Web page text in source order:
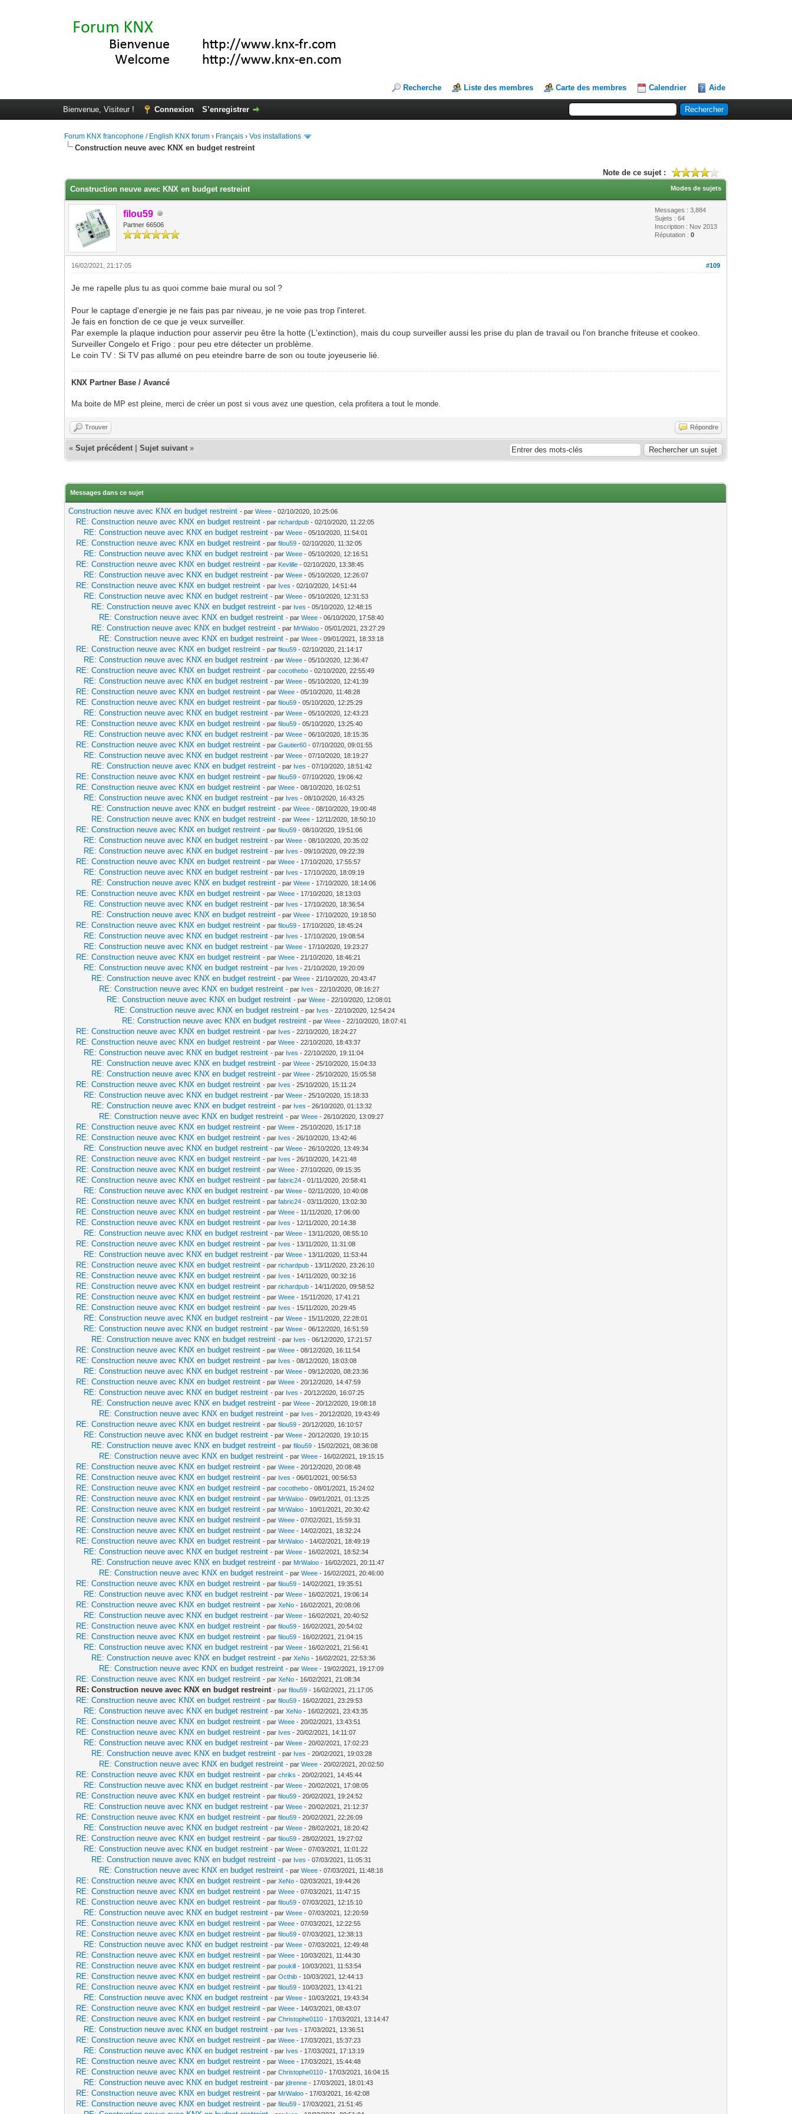
Recherche Liste des membres Carte des membres Calendrier Aide
Bienvenue, Visiteur ! Connexion S’enregistrer
Forum KNX francophone / English KNX forum › Français ›Vos installations
Construction neuve avec KNX en budget restreint
Note de ce sujet :
Modes de sujets
Construction neuve avec KNX en budget restreint
filou59
Partner 66506
Messages : 3,884
Sujets : 64
Inscription : Nov 2013
Réputation :0
#109
16/02/2021, 21:17:05
Je me rapelle plus tu as quoi comme baie mural ou sol ?
Pour le captage d'energie je ne fais pas par niveau, je ne voie pas trop l'interet.
Je fais en fonction de ce que je veux surveiller.
Par exemple la plaque induction pour asservir peu être la hotte (L'extinction), mais du coup surveiller aussi les prise du plan de travail ou l'on branche friteuse et cookeo.
Surveiller Congelo et Frigo : pour peu etre détecter un problème.
Le coin TV : Si TV pas allumé on peu eteindre barre de son ou toute joyeuserie lié.
KNX Partner Base / Avancé
Ma boite de MP est pleine, merci de créer un post si vous avez une question, cela profitera a tout le monde.
Trouver Répondre
«Sujet précédent |Sujet suivant »
Messages dans ce sujet
Construction neuve avec KNX en budget restreint - parWeee - 02/10/2020, 10:25:06
RE: Construction neuve avec KNX en budget restreint - parrichardpub - 02/10/2020, 11:22:05
RE: Construction neuve avec KNX en budget restreint - parWeee - 05/10/2020, 11:54:01
RE: Construction neuve avec KNX en budget restreint - parfilou59 - 02/10/2020, 11:32:05
RE: Construction neuve avec KNX en budget restreint - parWeee - 05/10/2020, 12:16:51
RE: Construction neuve avec KNX en budget restreint - par Kevlille - 02/10/2020, 13:38:45
RE: Construction neuve avec KNX en budget restreint - parWeee - 05/10/2020, 12:26:07
RE: Construction neuve avec KNX en budget restreint - par Ives - 02/10/2020, 14:51:44
RE: Construction neuve avec KNX en budget restreint - parWeee - 05/10/2020, 12:31:53
RE: Construction neuve avec KNX en budget restreint - par Ives - 05/10/2020, 12:48:15
RE: Construction neuve avec KNX en budget restreint - parWeee - 06/10/2020, 17:58:40
RE: Construction neuve avec KNX en budget restreint - par MrWaloo - 05/01/2021, 23:27:29
RE: Construction neuve avec KNX en budget restreint - parWeee - 09/01/2021, 18:33:18
RE: Construction neuve avec KNX en budget restreint - parfilou59 - 02/10/2020, 21:14:17
RE: Construction neuve avec KNX en budget restreint - parWeee - 05/10/2020, 12:36:47
RE: Construction neuve avec KNX en budget restreint - parcocothebo - 02/10/2020, 22:55:49
RE: Construction neuve avec KNX en budget restreint - parWeee - 05/10/2020, 12:41:39
RE: Construction neuve avec KNX en budget restreint - parWeee - 05/10/2020, 11:48:28
RE: Construction neuve avec KNX en budget restreint - parfilou59 - 05/10/2020, 12:25:29
RE: Construction neuve avec KNX en budget restreint - parWeee - 05/10/2020, 12:43:23
RE: Construction neuve avec KNX en budget restreint - parfilou59 - 05/10/2020, 13:25:40
RE: Construction neuve avec KNX en budget restreint - parWeee - 06/10/2020, 18:15:35
RE: Construction neuve avec KNX en budget restreint - parGautier60 - 07/10/2020, 09:01:55
RE: Construction neuve avec KNX en budget restreint - parWeee - 07/10/2020, 18:19:27
RE: Construction neuve avec KNX en budget restreint - par Ives - 07/10/2020, 18:51:42
RE: Construction neuve avec KNX en budget restreint - parfilou59 - 07/10/2020, 19:06:42
RE: Construction neuve avec KNX en budget restreint - parWeee - 08/10/2020, 16:02:51
RE: Construction neuve avec KNX en budget restreint - par Ives - 08/10/2020, 16:43:25
RE: Construction neuve avec KNX en budget restreint - parWeee - 08/10/2020, 19:00:48
RE: Construction neuve avec KNX en budget restreint - parWeee - 12/11/2020, 18:50:10
RE: Construction neuve avec KNX en budget restreint - parfilou59 - 08/10/2020, 19:51:06
RE: Construction neuve avec KNX en budget restreint - parWeee - 08/10/2020, 20:35:02
RE: Construction neuve avec KNX en budget restreint - par Ives - 09/10/2020, 09:22:39
RE: Construction neuve avec KNX en budget restreint - parWeee - 17/10/2020, 17:55:57
RE: Construction neuve avec KNX en budget restreint - par Ives - 17/10/2020, 18:09:19
RE: Construction neuve avec KNX en budget restreint - parWeee - 17/10/2020, 18:14:06
RE: Construction neuve avec KNX en budget restreint - parWeee - 17/10/2020, 18:13:03
RE: Construction neuve avec KNX en budget restreint - par Ives - 17/10/2020, 18:36:54
RE: Construction neuve avec KNX en budget restreint - parWeee - 17/10/2020, 19:18:50
RE: Construction neuve avec KNX en budget restreint - parfilou59 - 17/10/2020, 18:45:24
RE: Construction neuve avec KNX en budget restreint - par Ives - 17/10/2020, 19:08:54
RE: Construction neuve avec KNX en budget restreint - parWeee - 17/10/2020, 19:23:27
RE: Construction neuve avec KNX en budget restreint - parWeee - 21/10/2020, 18:46:21
RE: Construction neuve avec KNX en budget restreint - par Ives - 21/10/2020, 19:20:09
RE: Construction neuve avec KNX en budget restreint - parWeee - 21/10/2020, 20:43:47
RE: Construction neuve avec KNX en budget restreint - par Ives - 22/10/2020, 08:16:27
RE: Construction neuve avec KNX en budget restreint - parWeee - 22/10/2020, 12:08:01
RE: Construction neuve avec KNX en budget restreint - par Ives - 22/10/2020, 12:54:24
RE: Construction neuve avec KNX en budget restreint - parWeee - 22/10/2020, 18:07:41
RE: Construction neuve avec KNX en budget restreint - par Ives - 22/10/2020, 18:24:27
RE: Construction neuve avec KNX en budget restreint - parWeee - 22/10/2020, 18:43:37
RE: Construction neuve avec KNX en budget restreint - par Ives - 22/10/2020, 19:11:04
RE: Construction neuve avec KNX en budget restreint - parWeee - 25/10/2020, 15:04:33
RE: Construction neuve avec KNX en budget restreint - parWeee - 25/10/2020, 15:05:58
RE: Construction neuve avec KNX en budget restreint - par Ives - 25/10/2020, 15:11:24
RE: Construction neuve avec KNX en budget restreint - parWeee - 25/10/2020, 15:18:33
RE: Construction neuve avec KNX en budget restreint - par Ives - 26/10/2020, 01:13:32
RE: Construction neuve avec KNX en budget restreint - parWeee - 26/10/2020, 13:09:27
RE: Construction neuve avec KNX en budget restreint - parWeee - 25/10/2020, 15:17:18
RE: Construction neuve avec KNX en budget restreint - par Ives - 26/10/2020, 13:42:46
RE: Construction neuve avec KNX en budget restreint - parWeee - 26/10/2020, 13:49:34
RE: Construction neuve avec KNX en budget restreint - par Ives - 26/10/2020, 14:21:48
RE: Construction neuve avec KNX en budget restreint - parWeee - 27/10/2020, 09:15:35
RE: Construction neuve avec KNX en budget restreint - parfabric24 - 01/11/2020, 20:58:41
RE: Construction neuve avec KNX en budget restreint - parWeee - 02/11/2020, 10:40:08
RE: Construction neuve avec KNX en budget restreint - parfabric24 - 03/11/2020, 13:02:30
RE: Construction neuve avec KNX en budget restreint - parWeee - 11/11/2020, 17:06:00
RE: Construction neuve avec KNX en budget restreint - par Ives - 12/11/2020, 20:14:38
RE: Construction neuve avec KNX en budget restreint - parWeee - 13/11/2020, 08:55:10
RE: Construction neuve avec KNX en budget restreint - par Ives - 13/11/2020, 11:31:08
RE: Construction neuve avec KNX en budget restreint - parWeee - 13/11/2020, 11:53:44
RE: Construction neuve avec KNX en budget restreint - parrichardpub - 13/11/2020, 23:26:10
RE: Construction neuve avec KNX en budget restreint - par Ives - 14/11/2020, 00:32:16
RE: Construction neuve avec KNX en budget restreint - parrichardpub - 14/11/2020, 09:58:52
RE: Construction neuve avec KNX en budget restreint - parWeee - 15/11/2020, 17:41:21
RE: Construction neuve avec KNX en budget restreint - par Ives - 15/11/2020, 20:29:45
RE: Construction neuve avec KNX en budget restreint - parWeee - 15/11/2020, 22:28:01
RE: Construction neuve avec KNX en budget restreint - parWeee - 06/12/2020, 16:51:59
RE: Construction neuve avec KNX en budget restreint - par Ives - 06/12/2020, 17:21:57
RE: Construction neuve avec KNX en budget restreint - parWeee - 08/12/2020, 16:11:54
RE: Construction neuve avec KNX en budget restreint - par Ives - 08/12/2020, 18:03:08
RE: Construction neuve avec KNX en budget restreint - parWeee - 09/12/2020, 08:23:36
RE: Construction neuve avec KNX en budget restreint - parWeee - 20/12/2020, 14:47:59
RE: Construction neuve avec KNX en budget restreint - par Ives - 20/12/2020, 16:07:25
RE: Construction neuve avec KNX en budget restreint - parWeee - 20/12/2020, 19:08:18
RE: Construction neuve avec KNX en budget restreint - par Ives - 20/12/2020, 19:43:49
RE: Construction neuve avec KNX en budget restreint - parfilou59 - 20/12/2020, 16:10:57
RE: Construction neuve avec KNX en budget restreint - parWeee - 20/12/2020, 19:10:15
RE: Construction neuve avec KNX en budget restreint - parfilou59 - 15/02/2021, 08:36:08
RE: Construction neuve avec KNX en budget restreint - parWeee - 16/02/2021, 19:15:15
RE: Construction neuve avec KNX en budget restreint - parWeee - 20/12/2020, 20:08:48
RE: Construction neuve avec KNX en budget restreint - par Ives - 06/01/2021, 00:56:53
RE: Construction neuve avec KNX en budget restreint - parcocothebo - 08/01/2021, 15:24:02
RE: Construction neuve avec KNX en budget restreint - par MrWaloo - 09/01/2021, 01:13:25
RE: Construction neuve avec KNX en budget restreint - par MrWaloo - 10/01/2021, 20:30:42
RE: Construction neuve avec KNX en budget restreint - parWeee - 07/02/2021, 15:59:31
RE: Construction neuve avec KNX en budget restreint - parWeee - 14/02/2021, 18:32:24
RE: Construction neuve avec KNX en budget restreint - par MrWaloo - 14/02/2021, 18:49:19
RE: Construction neuve avec KNX en budget restreint - parWeee - 16/02/2021, 18:52:34
RE: Construction neuve avec KNX en budget restreint - par MrWaloo - 16/02/2021, 20:11:47
RE: Construction neuve avec KNX en budget restreint - parWeee - 16/02/2021, 20:46:00
RE: Construction neuve avec KNX en budget restreint - parfilou59 - 14/02/2021, 19:35:51
RE: Construction neuve avec KNX en budget restreint - parWeee - 16/02/2021, 19:06:14
RE: Construction neuve avec KNX en budget restreint - parXeNo - 16/02/2021, 20:08:06
RE: Construction neuve avec KNX en budget restreint - parWeee - 16/02/2021, 20:40:52
RE: Construction neuve avec KNX en budget restreint - parfilou59 - 16/02/2021, 20:54:02
RE: Construction neuve avec KNX en budget restreint - parfilou59 - 16/02/2021, 21:04:15
RE: Construction neuve avec KNX en budget restreint - parWeee - 16/02/2021, 21:56:41
RE: Construction neuve avec KNX en budget restreint - parXeNo - 16/02/2021, 22:53:36
RE: Construction neuve avec KNX en budget restreint - parWeee - 19/02/2021, 19:17:09
RE: Construction neuve avec KNX en budget restreint - parXeNo - 16/02/2021, 21:08:34
RE: Construction neuve avec KNX en budget restreint - parfilou59 - 16/02/2021, 21:17:05
RE: Construction neuve avec KNX en budget restreint - parfilou59 - 16/02/2021, 23:29:53
RE: Construction neuve avec KNX en budget restreint - parXeNo - 16/02/2021, 23:43:35
RE: Construction neuve avec KNX en budget restreint - parWeee - 20/02/2021, 13:43:51
RE: Construction neuve avec KNX en budget restreint - par Ives - 20/02/2021, 14:11:07
RE: Construction neuve avec KNX en budget restreint - parWeee - 20/02/2021, 17:02:23
RE: Construction neuve avec KNX en budget restreint - par Ives - 20/02/2021, 19:03:28
RE: Construction neuve avec KNX en budget restreint - parWeee - 20/02/2021, 20:02:50
RE: Construction neuve avec KNX en budget restreint - parchriks - 20/02/2021, 14:45:44
RE: Construction neuve avec KNX en budget restreint - parWeee - 20/02/2021, 17:08:05
RE: Construction neuve avec KNX en budget restreint - parfilou59 - 20/02/2021, 19:24:52
RE: Construction neuve avec KNX en budget restreint - parWeee - 20/02/2021, 21:12:37
RE: Construction neuve avec KNX en budget restreint - parfilou59 - 20/02/2021, 22:26:09
RE: Construction neuve avec KNX en budget restreint - parWeee - 28/02/2021, 18:20:42
RE: Construction neuve avec KNX en budget restreint - parfilou59 - 28/02/2021, 19:27:02
RE: Construction neuve avec KNX en budget restreint - parWeee - 07/03/2021, 11:01:22
RE: Construction neuve avec KNX en budget restreint - par Ives - 07/03/2021, 11:05:31
RE: Construction neuve avec KNX en budget restreint - parWeee - 07/03/2021, 11:48:18
RE: Construction neuve avec KNX en budget restreint - parXeNo - 02/03/2021, 19:44:26
RE: Construction neuve avec KNX en budget restreint - parWeee - 07/03/2021, 11:47:15
RE: Construction neuve avec KNX en budget restreint - parfilou59 - 07/03/2021, 12:15:10
RE: Construction neuve avec KNX en budget restreint - parWeee - 07/03/2021, 12:20:59
RE: Construction neuve avec KNX en budget restreint - parWeee - 07/03/2021, 12:22:55
RE: Construction neuve avec KNX en budget restreint - parfilou59 - 07/03/2021, 12:38:13
RE: Construction neuve avec KNX en budget restreint - parWeee - 07/03/2021, 12:49:48
RE: Construction neuve avec KNX en budget restreint - parWeee - 10/03/2021, 11:44:30
RE: Construction neuve avec KNX en budget restreint - parpoukill - 10/03/2021, 11:53:54
RE: Construction neuve avec KNX en budget restreint - parOcthib - 10/03/2021, 12:44:13
RE: Construction neuve avec KNX en budget restreint - parfilou59 - 10/03/2021, 13:41:21
RE: Construction neuve avec KNX en budget restreint - parWeee - 10/03/2021, 19:43:34
RE: Construction neuve avec KNX en budget restreint - parWeee - 14/03/2021, 08:43:07
RE: Construction neuve avec KNX en budget restreint - parChristophe0110 - 17/03/2021, 13:14:47
RE: Construction neuve avec KNX en budget restreint - par Ives - 17/03/2021, 13:36:51
RE: Construction neuve avec KNX en budget restreint - parWeee - 17/03/2021, 15:37:23
RE: Construction neuve avec KNX en budget restreint - par Ives - 17/03/2021, 17:13:19
RE: Construction neuve avec KNX en budget restreint - parWeee - 17/03/2021, 15:44:48
RE: Construction neuve avec KNX en budget restreint - parChristophe0110 - 17/03/2021, 16:04:15
RE: Construction neuve avec KNX en budget restreint - parjdrenne - 17/03/2021, 18:01:43
RE: Construction neuve avec KNX en budget restreint - par MrWaloo - 17/03/2021, 16:42:08
RE: Construction neuve avec KNX en budget restreint - parfilou59 - 17/03/2021, 21:51:45